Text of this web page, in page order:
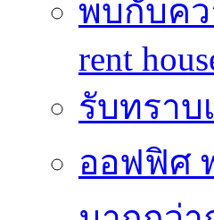
พบกับคว
rent
รับทราบ
ออฟฟิศ